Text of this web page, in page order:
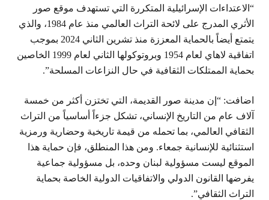
“الاعتداءات الإسرائيلية المتكررة التي تستهدف موقع صور
الأثري المدرج على لائحة التراث العالمي منذ عام 1984، والذي
يتمتع أيضاً بالحماية المعززة منذ تشرين الثاني 2024 بموجب
اتفاقية لاهاي لعام 1954 وبروتوكولها الثاني لعام 1999 الخاصين
بحماية الممتلكات الثقافية في حال النزاعات المسلحة”.
اضافت: “إن مدينة صور القديمة، التي تختزن أكثر من خمسة
آلاف عام من التاريخ الإنساني، تشكل جزءاً أساسياً من التراث
الثقافي العالمي، بما تحمله من قيمة تاريخية وحضارية ورمزية
استثنائية للإنسانية جمعاء. ومن هذا المنطلق، فإن حماية هذا
الموقع ليست مسؤولية لبنان وحده، بل مسؤولية جماعية
يفرضها القانون الدولي والاتفاقيات الدولية الخاصة بحماية
التراث الثقافي”.